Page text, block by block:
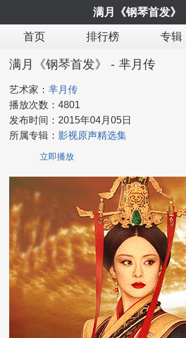
满月《钢琴首发》
首页
排行榜 专辑
满月《钢琴首发》 - 芈月传
艺术家： 芈月传
播放次数： 4801
发布时间： 2015年04月05日
所属专辑： 影视原声精选集
立即播放